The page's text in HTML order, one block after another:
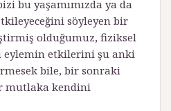
bu yaşamımızda ya da
söyleyen bir
olduğumuz, fiziksel
eylemin etkilerini şu anki
bile, bir sonraki
mutlaka kendini